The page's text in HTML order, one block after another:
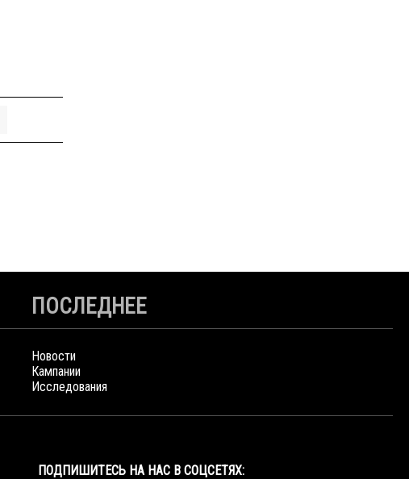
ПОСЛЕДНЕЕ
Новости
Кампании
Исследования
ПОДПИШИТЕСЬ НА НАС В СОЦСЕТЯХ: